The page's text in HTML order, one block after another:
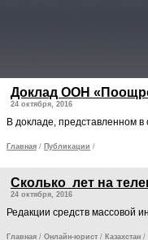
Доклад ООН
24 октября, 2016
В докладе, представленном
Главная / Публикации /
Cколько лет на
24 октября, 2016
Редакции средств массовой
Главная / Онлайн-юрист / Казахстан /